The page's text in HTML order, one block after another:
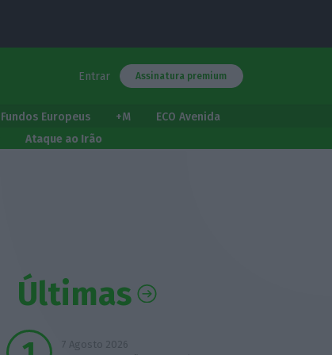
Entrar Assinatura premium
Fundos Europeus +M
ECO Avenida
Ataque ao Irão
Últimas
7 Agosto 2026